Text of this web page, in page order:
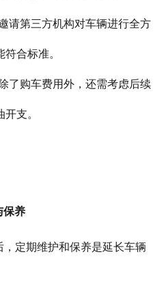
请第三方机构对车辆进行全方
合标准。
了购车费用外，还需考虑后续
支。
保养
定期维护和保养是延长车辆